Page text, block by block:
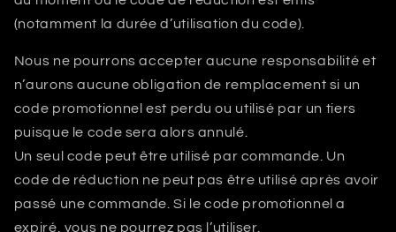
(notamment la durée d’utilisation du code).
Nous ne pourrons accepter aucune responsabilité et
n’aurons aucune obligation de remplacement si un
code promotionnel est perdu ou utilisé par un tiers
puisque le code sera alors annulé.
Un seul code peut être utilisé par commande. Un
code de réduction ne peut pas être utilisé après avoir
passé une commande. Si le code promotionnel a
expiré, vous ne pourrez pas l’utiliser.